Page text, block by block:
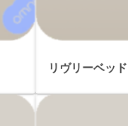
リヴリーベッ